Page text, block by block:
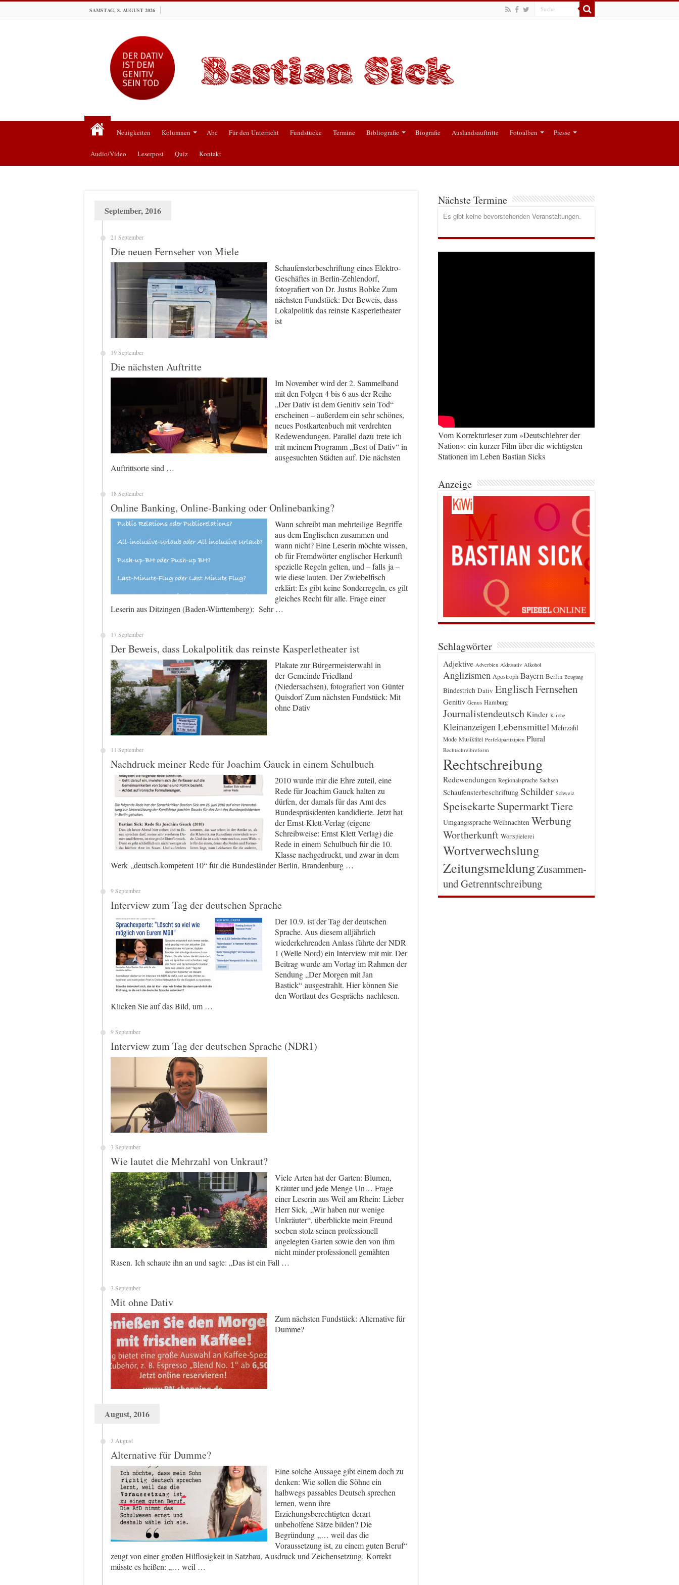
SAMSTAG, 8. AUGUST 2026
Neuigkeiten Kolumnen Abc Für den Unterricht Fundstücke Termine Bibliografie Biografie Auslandsauftritte Fotoalben Presse
Audio/Video Leserpost Quiz Kontakt
September, 2016
21 September
Die neuen Fernseher von Miele
Schaufensterbeschriftung eines Elektro-
Geschäftes in Berlin-Zehlendorf,
fotografiert von Dr. Justus Bobke Zum
nächsten Fundstück: Der Beweis, dass
Lokalpolitik das reinste Kasperletheater
ist
19 September
Die nächsten Auftritte
Im November wird der 2. Sammelband
mit den Folgen 4 bis 6 aus der Reihe
„Der Dativ ist dem Genitiv sein Tod“
erscheinen – außerdem ein sehr schönes,
neues Postkartenbuch mit verdrehten
Redewendungen. Parallel dazu trete ich
mit meinem Programm „Best of Dativ“ in
ausgesuchten Städten auf. Die nächsten
Auftrittsorte sind …
18 September
Online Banking, Online-Banking oder Onlinebanking?
Wann schreibt man mehrteilige Begriffe
aus dem Englischen zusammen und
wann nicht? Eine Leserin möchte wissen,
ob für Fremdwörter englischer Herkunft
spezielle Regeln gelten, und – falls ja –
wie diese lauten. Der Zwiebelfisch
erklärt: Es gibt keine Sonderregeln, es gilt
gleiches Recht für alle. Frage einer
Leserin aus Ditzingen (Baden-Württemberg): Sehr …
17 September
Der Beweis, dass Lokalpolitik das reinste Kasperletheater ist
Plakate zur Bürgermeisterwahl in
der Gemeinde Friedland
(Niedersachsen), fotografiert von Günter
Quisdorf Zum nächsten Fundstück: Mit
ohne Dativ
11 September
Nachdruck meiner Rede für Joachim Gauck in einem Schulbuch
2010 wurde mir die Ehre zuteil, eine
Rede für Joachim Gauck halten zu
dürfen, der damals für das Amt des
Bundespräsidenten kandidierte. Jetzt hat
der Ernst-Klett-Verlag (eigene
Schreibweise: Ernst Klett Verlag) die
Rede in einem Schulbuch für die 10.
Klasse nachgedruckt, und zwar in dem
Werk „deutsch.kompetent 10“ für die Bundesländer Berlin, Brandenburg …
9 September
Interview zum Tag der deutschen Sprache
Der 10.9. ist der Tag der deutschen
Sprache. Aus diesem alljährlich
wiederkehrenden Anlass führte der NDR
1 (Welle Nord) ein Interview mit mir. Der
Beitrag wurde am Vortag im Rahmen der
Sendung „Der Morgen mit Jan
Bastick“ ausgestrahlt. Hier können Sie
den Wortlaut des Gesprächs nachlesen.
Klicken Sie auf das Bild, um …
9 September
Interview zum Tag der deutschen Sprache (NDR1)
3 September
Wie lautet die Mehrzahl von Unkraut?
Viele Arten hat der Garten: Blumen,
Kräuter und jede Menge Un… Frage
einer Leserin aus Weil am Rhein: Lieber
Herr Sick, „Wir haben nur wenige
Unkräuter“, überblickte mein Freund
soeben stolz seinen professionell
angelegten Garten sowie den von ihm
nicht minder professionell gemähten
Rasen. Ich schaute ihn an und sagte: „Das ist ein Fall …
3 September
Mit ohne Dativ
Zum nächsten Fundstück: Alternative für
Dumme?
August, 2016
3 August
Alternative für Dumme?
Eine solche Aussage gibt einem doch zu
denken: Wie sollen die Söhne ein
halbwegs passables Deutsch sprechen
lernen, wenn ihre
Erziehungsberechtigten derart
unbeholfene Sätze bilden? Die
Begründung „… weil das die
Voraussetzung ist, zu einem guten Beruf“
zeugt von einer großen Hilflosigkeit in Satzbau, Ausdruck und Zeichensetzung. Korrekt
müsste es heißen: „… weil …
Nächste Termine
Es gibt keine bevorstehenden Veranstaltungen.
Vom Korrekturleser zum »Deutschlehrer der
Nation«: ein kurzer Film über die wichtigsten
Stationen im Leben Bastian Sicks
Anzeige
Schlagwörter
Adjektive Adverbien Akkusativ Alkohol
Anglizismen Apostroph Bayern Berlin Beugung
Bindestrich Dativ EnglischFernsehen
Genitiv Genus Hamburg
Journalistendeutsch Kinder Kirche
Kleinanzeigen Lebensmittel Mehrzahl
Mode Musiktitel Perfektpartizipien Plural
Rechtschreibreform
Rechtschreibung
Redewendungen Regionalsprache Sachsen
Schaufensterbeschriftung Schilder Schweiz
Speisekarte SupermarktTiere
Umgangssprache Weihnachten Werbung
Wortherkunft Wortspielerei
Wortverwechslung
ZeitungsmeldungZusammen-
und Getrenntschreibung